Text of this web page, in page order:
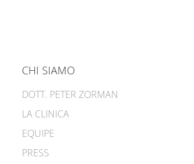
CHI SIAMO
DOTT. PETER ZORMAN
LA CLINICA
EQUIPE
PRESS